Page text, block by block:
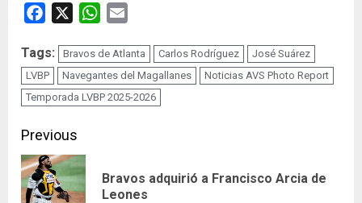
Facebook WhatsApp
Tags: Bravos de Atlanta Carlos Rodríguez
José Suárez
LVBP
Navegantes del Magallanes
Noticias AVS Photo Report
Temporada LVBP 2025-2026
Continue
Reading
Previous
Bravos adquirió a Francisco Arcia de
Leones